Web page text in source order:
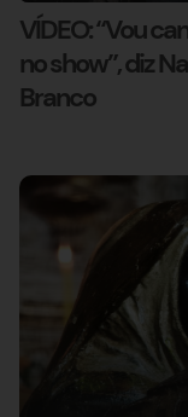
VÍDEO: “Vou
no show”, diz
Branco